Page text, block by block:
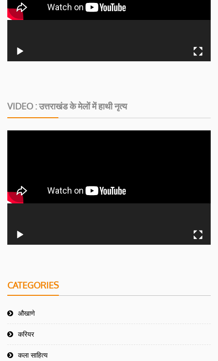
VIDEO : उत्तराखंड के मेलों में हाथी नृत्य
CATEGORIES
औखाणे
करियर
कला साहित्य